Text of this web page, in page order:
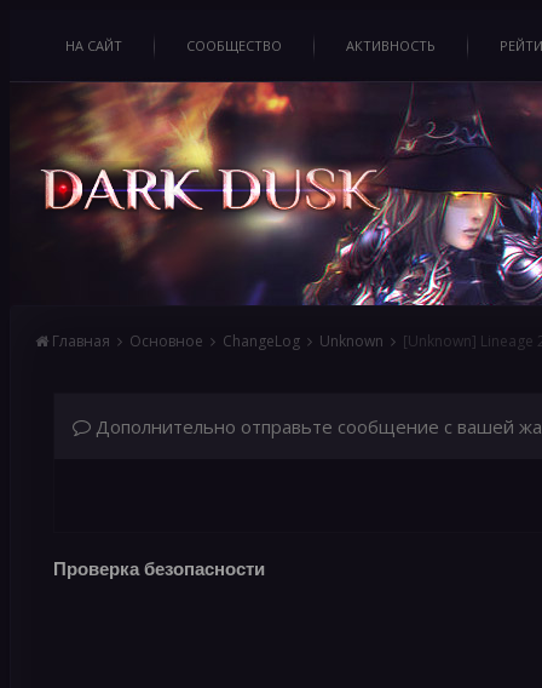
НА САЙТ СООБЩЕСТВО АКТИВНОСТЬ
Главная Основное ChangeLog Unknown [Unknown] Lineage
Дополнительно отправьте сообщение с вашей
Проверка безопасности